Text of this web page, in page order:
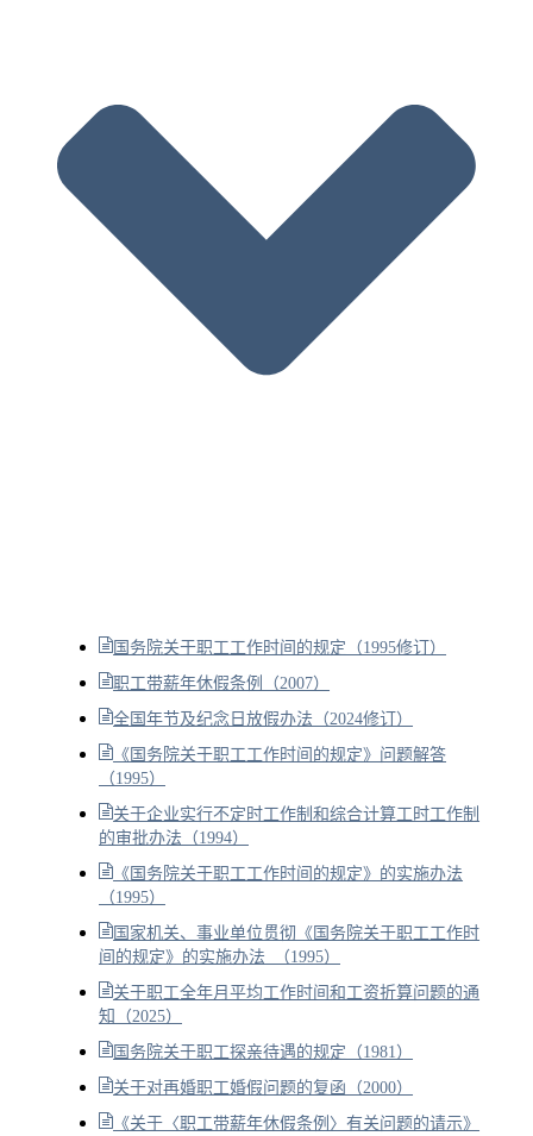
国务院关于职工工作时间的规定（1995修订）
职工带薪年休假条例（2007）
全国年节及纪念日放假办法（2024修订）
《国务院关于职工工作时间的规定》问题解答
（1995）
关于企业实行不定时工作制和综合计算工时工作制
的审批办法（1994）
《国务院关于职工工作时间的规定》的实施办法
（1995）
国家机关、事业单位贯彻《国务院关于职工工作时
间的规定》的实施办法 （1995）
关于职工全年月平均工作时间和工资折算问题的通
知（2025）
国务院关于职工探亲待遇的规定（1981）
关于对再婚职工婚假问题的复函（2000）
《关于〈职工带薪年休假条例〉有关问题的请示》